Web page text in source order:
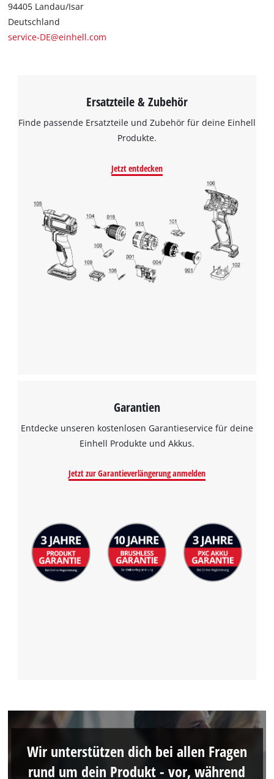
94405 Landau/Isar
Deutschland
service-DE@einhell.com
Ersatzteile & Zubehör
Finde passende Ersatzteile und Zubehör für deine Einhell
Produkte.
Jetzt entdecken
Garantien
Entdecke unseren kostenlosen Garantieservice für deine
Einhell Produkte und Akkus.
Jetzt zur Garantieverlängerung anmelden
Wir unterstützen dich bei allen Fragen
rund um dein Produkt - vor, während